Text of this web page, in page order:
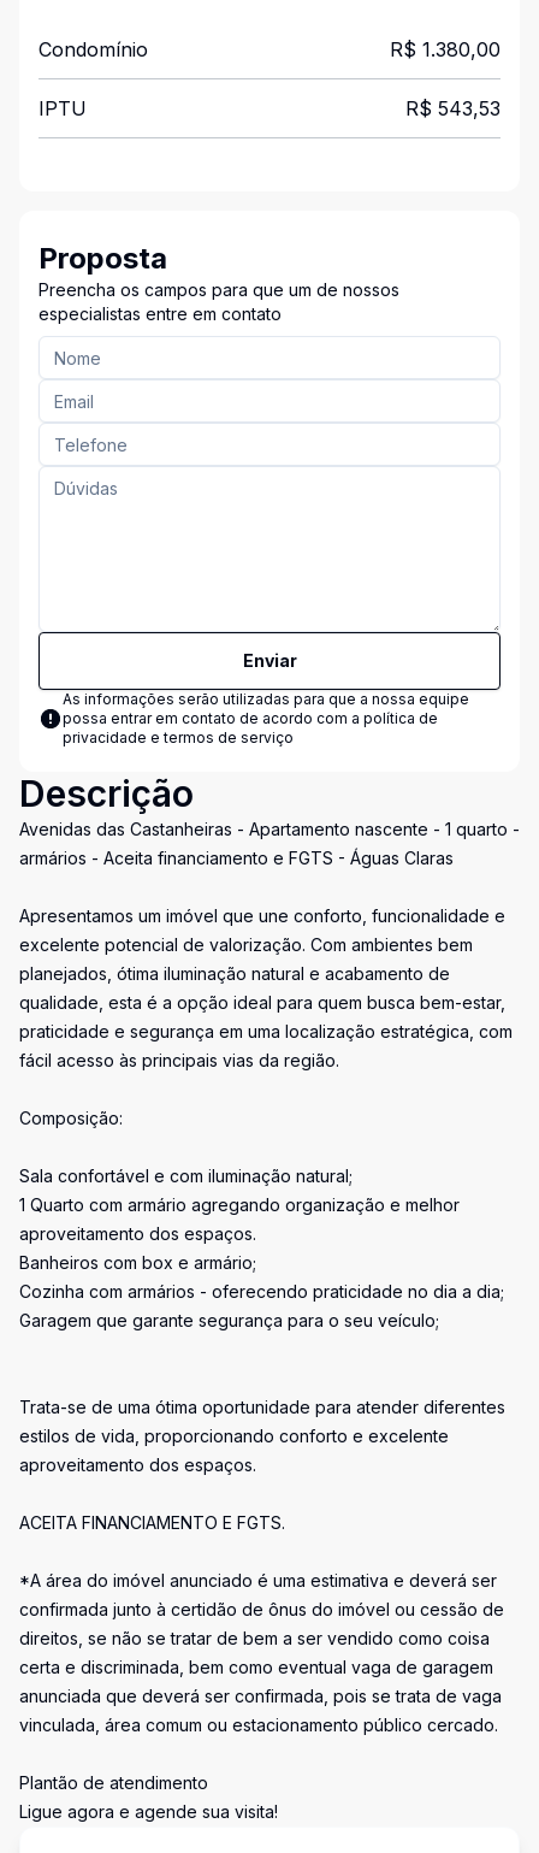
Condomínio R$ 1.380,00
IPTU R$ 543,53
Proposta
Preencha os campos para que um de nossos
especialistas entre em contato
Enviar
As informações serão utilizadas para que a nossa equipe
possa entrar em contato de acordo com a política de
privacidade e termos de serviço
Descrição
Avenidas das Castanheiras - Apartamento nascente - 1 quarto -
armários - Aceita financiamento e FGTS - Águas Claras
Apresentamos um imóvel que une conforto, funcionalidade e
excelente potencial de valorização. Com ambientes bem
planejados, ótima iluminação natural e acabamento de
qualidade, esta é a opção ideal para quem busca bem-estar,
praticidade e segurança em uma localização estratégica, com
fácil acesso às principais vias da região.
Composição:
Sala confortável e com iluminação natural;
1 Quarto com armário agregando organização e melhor
aproveitamento dos espaços.
Banheiros com box e armário;
Cozinha com armários - oferecendo praticidade no dia a dia;
Garagem que garante segurança para o seu veículo;
Trata-se de uma ótima oportunidade para atender diferentes
estilos de vida, proporcionando conforto e excelente
aproveitamento dos espaços.
ACEITA FINANCIAMENTO E FGTS.
*A área do imóvel anunciado é uma estimativa e deverá ser
confirmada junto à certidão de ônus do imóvel ou cessão de
direitos, se não se tratar de bem a ser vendido como coisa
certa e discriminada, bem como eventual vaga de garagem
anunciada que deverá ser confirmada, pois se trata de vaga
vinculada, área comum ou estacionamento público cercado.
Plantão de atendimento
Ligue agora e agende sua visita!